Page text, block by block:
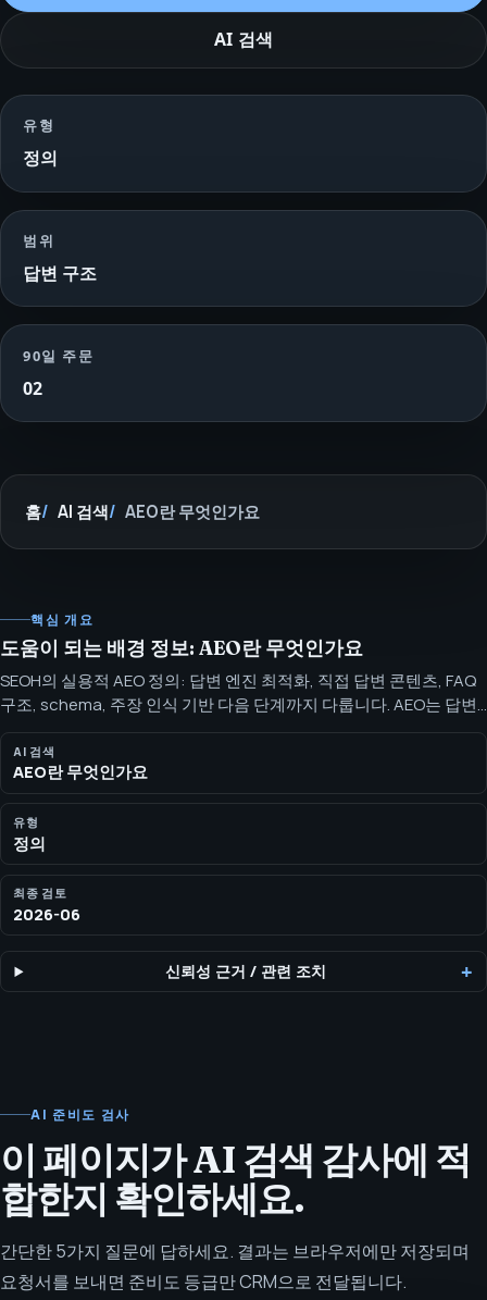
AI 검색
유형
정의
범위
답변 구조
90일 주문
02
홈 AI 검색 AEO란 무엇인가요
핵심 개요
도움이 되는 배경 정보: AEO란 무엇인가요
SEOH의 실용적 AEO 정의: 답변 엔진 최적화, 직접 답변 콘텐츠, FAQ
구조, schema, 주장 인식 기반 다음 단계까지 다룹니다. AEO는 답변
엔진과 사용자가 명확하고 유용한 응답을 추출할 수 있도록 콘텐츠를
구조화하는 것입니다. 이 작업은 추천 답변, AI 답변, FAQ, 제로클릭 검
색 행동을 지원합니다.
AI 검색
AEO란 무엇인가요
유형
정의
최종 검토
2026-06
신뢰성 근거 / 관련 조치
AI 준비도 검사
이 페이지가 AI 검색 감사에 적
합한지 확인하세요.
간단한 5가지 질문에 답하세요. 결과는 브라우저에만 저장되며
요청서를 보내면 준비도 등급만 CRM으로 전달됩니다.